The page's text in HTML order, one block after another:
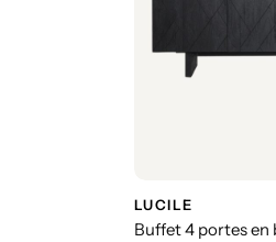
LUCILE
Buffet 4 portes en